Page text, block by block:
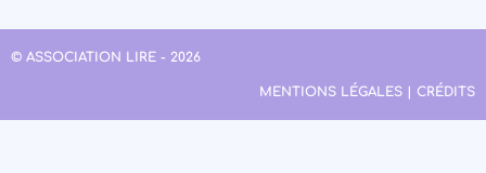
© ASSOCIATION LIRE - 2026
MENTIONS LÉGALES | CRÉDITS